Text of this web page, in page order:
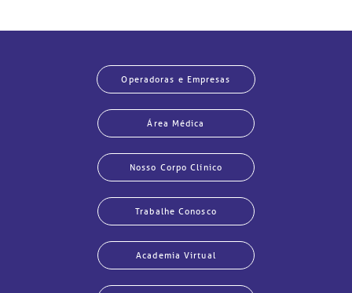
Operadoras e Empresas
Área Médica
Nosso Corpo Clínico
Trabalhe Conosco
Academia Virtual